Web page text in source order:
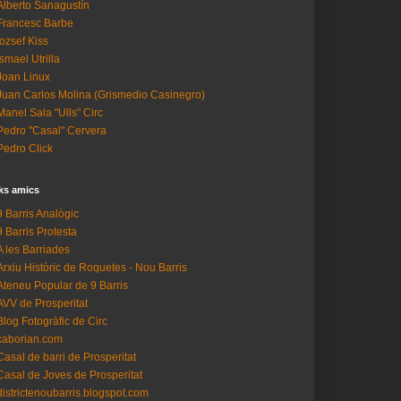
Sanagustín
Barbe
Kiss
Utrilla
Linux
Carlos Molina (Grismedio Casinegro)
Sala "Ulls" Circ
"Casal" Cervera
Click
amics
Barris Analògic
Barris Protesta
les Barriades
Històric de Roquetes - Nou Barris
Popular de 9 Barris
de Prosperitat
Fotogràfic de Circ
de barri de Prosperitat
de Joves de Prosperitat